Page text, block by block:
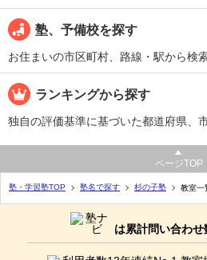
塾、予備校を探す
お住まいの市区町村、路線・駅から検
ランキングから探す
独自の評価基準に基づいた都道府県、
ページTOP
塾・学習塾TOP 塾名で探す 杉の子塾 教室一
は累計問い合わせ